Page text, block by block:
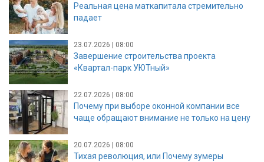
Реальная цена маткапитала стремительно
падает
23.07.2026 | 08:00
Завершение строительства проекта
«Квартал-парк УЮТный»
22.07.2026 | 08:00
Почему при выборе оконной компании все
чаще обращают внимание не только на цену
20.07.2026 | 08:00
Тихая революция, или Почему зумеры